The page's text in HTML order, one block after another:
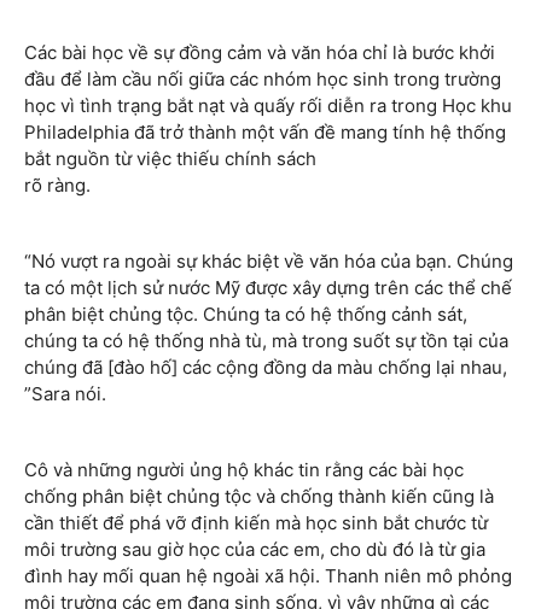
Các bài học về sự đồng cảm và văn hóa chỉ là bước khởi
đầu để làm cầu nối giữa các nhóm học sinh trong trường
học vì tình trạng bắt nạt và quấy rối diễn ra trong Học khu
Philadelphia đã trở thành một vấn đề mang tính hệ thống
bắt nguồn từ việc thiếu chính sách
rõ ràng.
“Nó vượt ra ngoài sự khác biệt về văn hóa của bạn. Chúng
ta có một lịch sử nước Mỹ được xây dựng trên các thể chế
phân biệt chủng tộc. Chúng ta có hệ thống cảnh sát,
chúng ta có hệ thống nhà tù, mà trong suốt sự tồn tại của
chúng đã [đào hố] các cộng đồng da màu chống lại nhau,
”Sara nói.
Cô và những người ủng hộ khác tin rằng các bài học
chống phân biệt chủng tộc và chống thành kiến cũng là
cần thiết để phá vỡ định kiến mà học sinh bắt chước từ
môi trường sau giờ học của các em, cho dù đó là từ gia
đình hay mối quan hệ ngoài xã hội. Thanh niên mô phỏng
môi trường các em đang sinh sống, vì vậy những gì các